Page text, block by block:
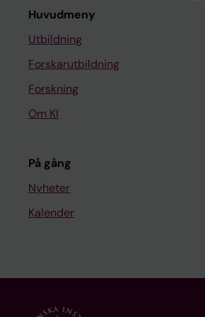
Huvudmeny
Utbildning
Forskarutbildning
Forskning
Om KI
På gång
Nyheter
Kalender